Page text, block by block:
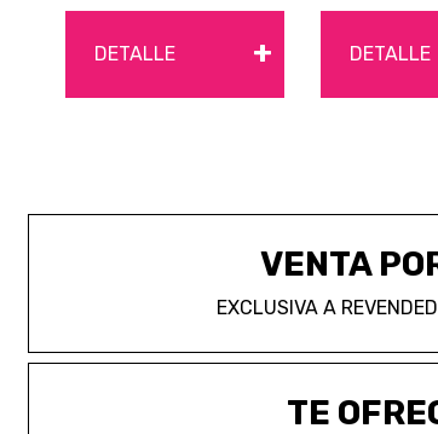
DETALLE + DETALLE
VENTA
EXCLUSIVA A
TE